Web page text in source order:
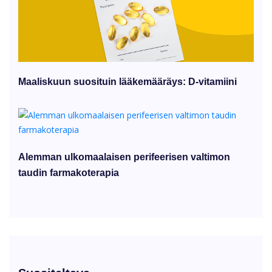
Maaliskuun suosituin lääkemääräys: D-vitamiini
Alemman ulkomaalaisen perifeerisen valtimon
taudin farmakoterapia